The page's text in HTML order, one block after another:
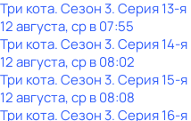
Три кота. Сезон 3. Серия 13-я
12 августа, ср в 07:55
Три кота. Сезон 3. Серия 14-я
12 августа, ср в 08:02
Три кота. Сезон 3. Серия 15-я
12 августа, ср в 08:08
Три кота. Сезон 3. Серия 16-я